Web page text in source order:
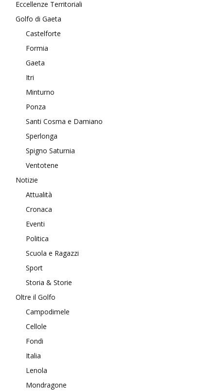
Eccellenze Territoriali
Golfo di Gaeta
Castelforte
Formia
Gaeta
Itri
Minturno
Ponza
Santi Cosma e Damiano
Sperlonga
Spigno Saturnia
Ventotene
Notizie
Attualità
Cronaca
Eventi
Politica
Scuola e Ragazzi
Sport
Storia & Storie
Oltre il Golfo
Campodimele
Cellole
Fondi
Italia
Lenola
Mondragone